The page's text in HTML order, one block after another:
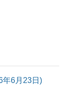
年6月23日)